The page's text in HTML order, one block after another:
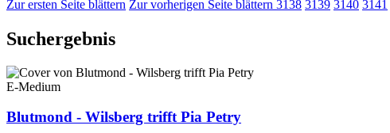
Zur ersten Seite blättern Zur vorherigen Seite blättern 3138 3139 3140 3141
Suchergebnis
E-Medium
Blutmond - Wilsberg trifft Pia Petry